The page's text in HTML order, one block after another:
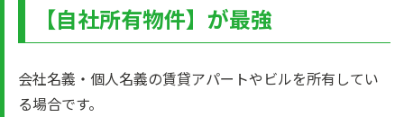
【自社所有物件】が最強
会社名義・個人名義の賃貸アパートやビルを所有してい
る場合です。